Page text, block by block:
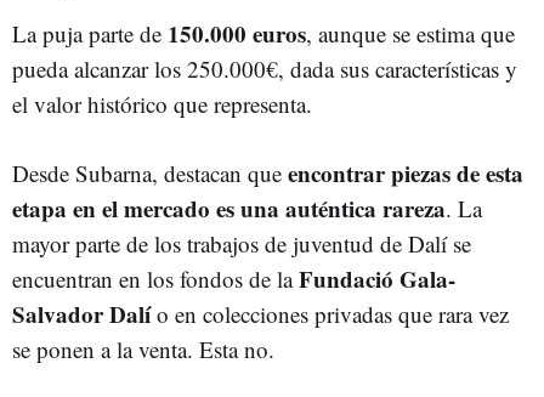
La puja parte de 150.000 euros, aunque se estima que
pueda alcanzar los 250.000€, dada sus características y
el valor histórico que representa.
Desde Subarna, destacan que encontrar piezas de esta
etapa en el mercado es una auténtica rareza. La
mayor parte de los trabajos de juventud de Dalí se
encuentran en los fondos de laFundació Gala-
Salvador Dalío en colecciones privadas que rara vez
se ponen a la venta. Esta no.